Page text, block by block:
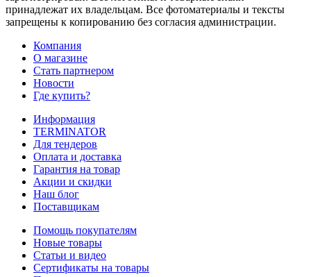
принадлежат их владельцам. Все фотоматериалы и тексты
запрещены к копированию без согласия администрации.
Компания
О магазине
Стать партнером
Новости
Где купить?
Информация
TERMINATOR
Для тендеров
Оплата и доставка
Гарантия на товар
Акции и скидки
Наш блог
Поставщикам
Помощь покупателям
Новые товары
Статьи и видео
Сертификаты на товары